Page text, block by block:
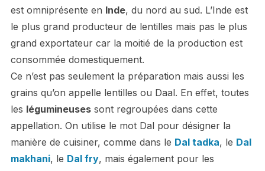
est omniprésente en Inde, du nord au sud. L’Inde est
le plus grand producteur de lentilles mais pas le plus
grand exportateur car la moitié de la production est
consommée domestiquement.
Ce n’est pas seulement la préparation mais aussi les
grains qu’on appelle lentilles ou Daal. En effet, toutes
les légumineusessont regroupées dans cette
appellation. On utilise le mot Dal pour désigner la
manière de cuisiner, comme dans le Dal tadka, le Dal
makhani, le Dal fry, mais également pour les